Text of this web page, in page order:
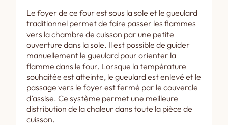
Le foyer de ce four est sous la sole et le gueulard
traditionnel permet de faire passer les flammes
vers la chambre de cuisson par une petite
ouverture dans la sole. Il est possible de guider
manuellement le gueulard pour orienter la
flamme dans le four. Lorsque la température
souhaitée est atteinte, le gueulard est enlevé et le
passage vers le foyer est fermé par le couvercle
d’assise. Ce système permet une meilleure
distribution de la chaleur dans toute la pièce de
cuisson.